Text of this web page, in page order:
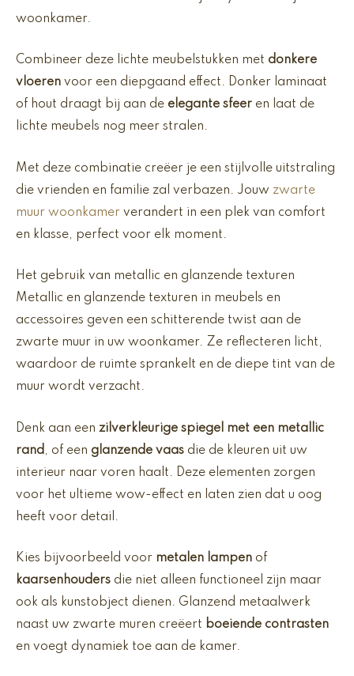
woonkamer.
Combineer deze lichte meubelstukken met donkere
vloeren voor een diepgaand effect. Donker laminaat
of hout draagt bij aan de elegante sfeer en laat de
lichte meubels nog meer stralen.
Met deze combinatie creëer je een stijlvolle uitstraling
die vrienden en familie zal verbazen. Jouw zwarte
muur woonkamer verandert in een plek van comfort
en klasse, perfect voor elk moment.
Het gebruik van metallic en glanzende texturen
Metallic en glanzende texturen in meubels en
accessoires geven een schitterende twist aan de
zwarte muur in uw woonkamer. Ze reflecteren licht,
waardoor de ruimte sprankelt en de diepe tint van de
muur wordt verzacht.
Denk aan een zilverkleurige spiegel met een metallic
rand , of een glanzende vaas die de kleuren uit uw
interieur naar voren haalt. Deze elementen zorgen
voor het ultieme wow-effect en laten zien dat u oog
heeft voor detail.
Kies bijvoorbeeld voor metalen lampen of
kaarsenhouders die niet alleen functioneel zijn maar
ook als kunstobject dienen. Glanzend metaalwerk
naast uw zwarte muren creëert boeiende contrasten
en voegt dynamiek toe aan de kamer.